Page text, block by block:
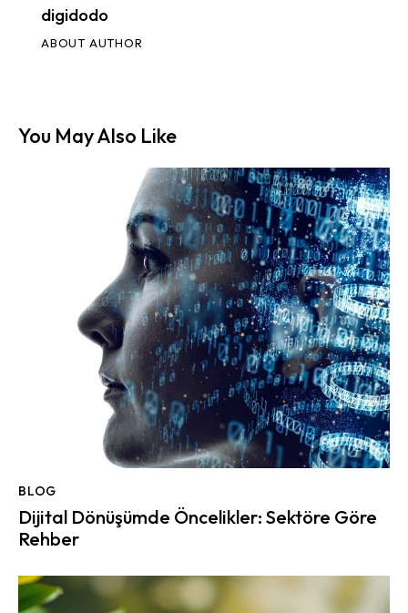
digidodo
ABOUT AUTHOR
You May Also Like
BLOG
Dijital Dönüşümde Öncelikler: Sektöre Göre
Rehber